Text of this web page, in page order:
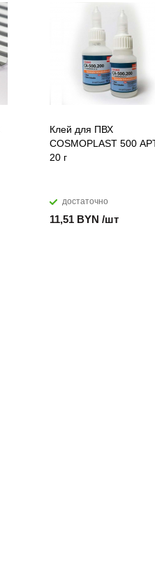
Клей для ПВХ
COSMOPLAST 500
20 г
достаточно
11,51 BYN /шт